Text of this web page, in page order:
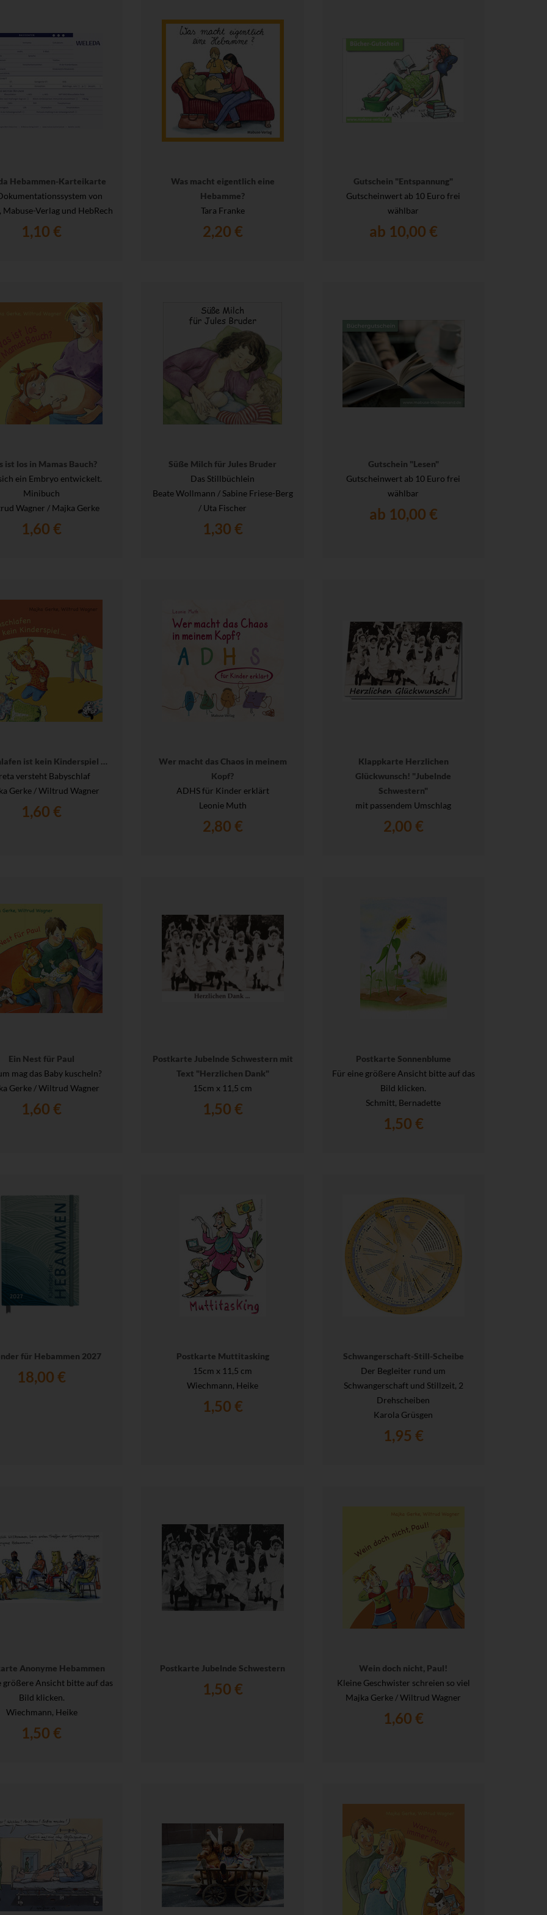
Hebammen-Karteikarte
von
Mabuse-Verlag und HebRech
1,10 €
Was macht eigentlich eine
Hebamme?
Tara Franke
2,20 €
Gutschein "Entspannung"
Gutscheinwert ab 10 Euro frei
wählbar
ab 10,00 €
ist los in Mamas Bauch?
ein Embryo entwickelt.
Minibuch
Wagner / Majka Gerke
1,60 €
Süße Milch für Jules Bruder
Das Stillbüchlein
Beate Wollmann / Sabine Friese-Berg
/ Uta Fischer
1,30 €
Gutschein "Lesen"
Gutscheinwert ab 10 Euro frei
wählbar
ab 10,00 €
ist kein Kinderspiel …
versteht Babyschlaf
Gerke / Wiltrud Wagner
1,60 €
Wer macht das Chaos in meinem
Kopf?
ADHS für Kinder erklärt
Leonie Muth
2,80 €
Klappkarte Herzlichen
Glückwunsch! "Jubelnde
Schwestern"
mit passendem Umschlag
2,00 €
Ein Nest für Paul
mag das Baby kuscheln?
Gerke / Wiltrud Wagner
1,60 €
Postkarte Jubelnde Schwestern mit
Text "Herzlichen Dank"
15cm x 11,5 cm
1,50 €
Postkarte Sonnenblume
Für eine größere Ansicht bitte auf das
Bild klicken.
Schmitt, Bernadette
1,50 €
für Hebammen 2027
18,00 €
Postkarte Muttitasking
15cm x 11,5 cm
Wiechmann, Heike
1,50 €
Schwangerschaft-Still-Scheibe
Der Begleiter rund um
Schwangerschaft und Stillzeit, 2
Drehscheiben
Karola Grüsgen
1,95 €
Anonyme Hebammen
größere Ansicht bitte auf das
Bild klicken.
Wiechmann, Heike
1,50 €
Postkarte Jubelnde Schwestern
1,50 €
Wein doch nicht, Paul!
Kleine Geschwister schreien so viel
Majka Gerke / Wiltrud Wagner
1,60 €